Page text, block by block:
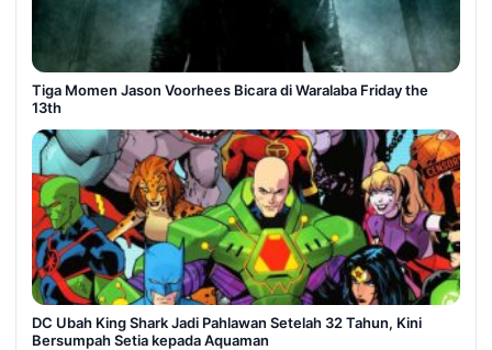
Tiga Momen Jason Voorhees Bicara di Waralaba Friday the
13th
DC Ubah King Shark Jadi Pahlawan Setelah 32 Tahun, Kini
Bersumpah Setia kepada Aquaman